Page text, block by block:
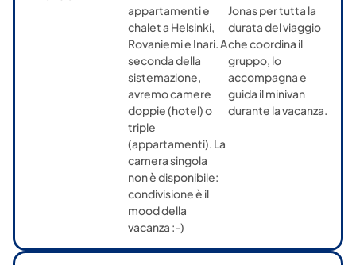
appartamenti e
chalet a Helsinki,
Rovaniemi e Inari. A
seconda della
sistemazione,
avremo camere
doppie (hotel) o
triple
(appartamenti). La
camera singola
non è disponibile:
condivisione è il
mood della
vacanza :-)
Jonas per tutta la
durata del viaggio
che coordina il
gruppo, lo
accompagna e
guida il minivan
durante la vacanza.